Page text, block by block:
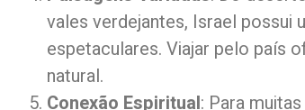
vales verdejantes, Israel possui
espetaculares. Viajar pelo país
natural.
Conexão Espiritual: Para